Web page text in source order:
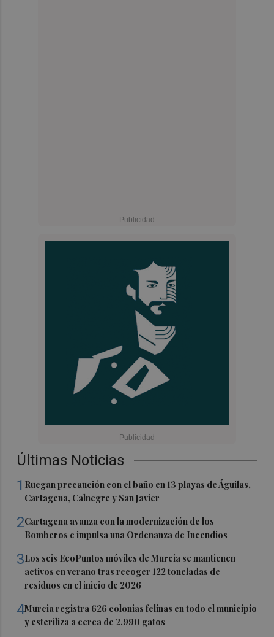
Últimas Noticias
1 Ruegan precaución con el baño en 13 playas de Águilas,
Cartagena, Calnegre y San Javier
2Cartagena avanza con la modernización de los
Bomberos e impulsa una Ordenanza de Incendios
3Los seis EcoPuntos móviles de Murcia se mantienen
activos en verano tras recoger 122 toneladas de
residuos en el inicio de 2026
4Murcia registra 626 colonias felinas en todo el municipio
y esteriliza a cerca de 2.990 gatos